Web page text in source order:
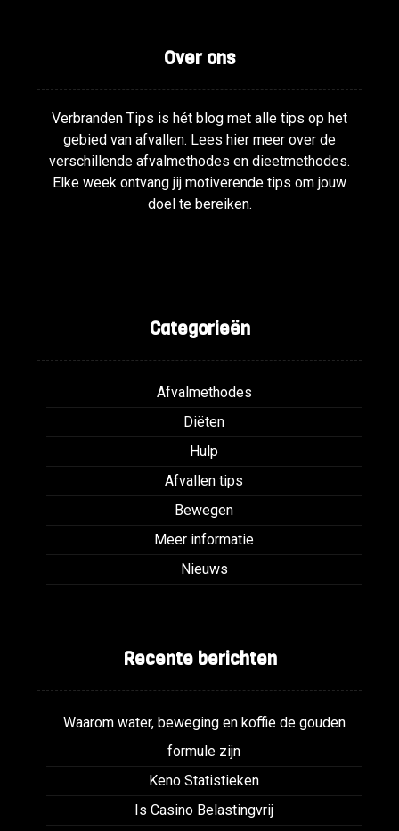
Over ons
Verbranden Tips is hét blog met alle tips op het
gebied van afvallen. Lees hier meer over de
verschillende afvalmethodes en dieetmethodes.
Elke week ontvang jij motiverende tips om jouw
doel te bereiken.
Categorieën
Afvalmethodes
Diëten
Hulp
Afvallen tips
Bewegen
Meer informatie
Nieuws
Recente berichten
Waarom water, beweging en koffie de gouden
formule zijn
Keno Statistieken
Is Casino Belastingvrij